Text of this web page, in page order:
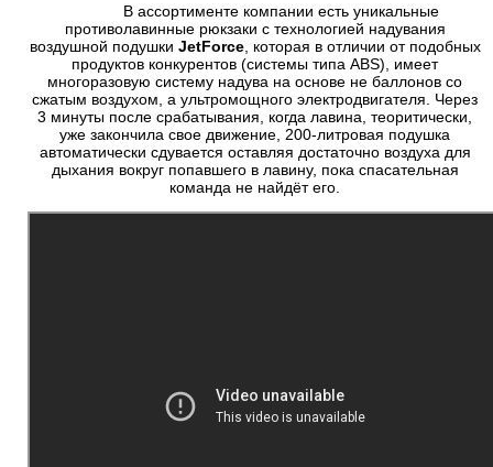
В ассортименте компании есть уникальные
противолавинные рюкзаки с технологией надувания
воздушной подушки JetForce, которая в отличии от подобных
продуктов конкурентов (системы типа ABS), имеет
многоразовую систему надува на основе не баллонов со
сжатым воздухом, а ультромощного электродвигателя. Через
3 минуты после срабатывания, когда лавина, теоритически,
уже закончила свое движение, 200-литровая подушка
автоматически сдувается оставляя достаточно воздуха для
дыхания вокруг попавшего в лавину, пока спасательная
команда не найдёт его.